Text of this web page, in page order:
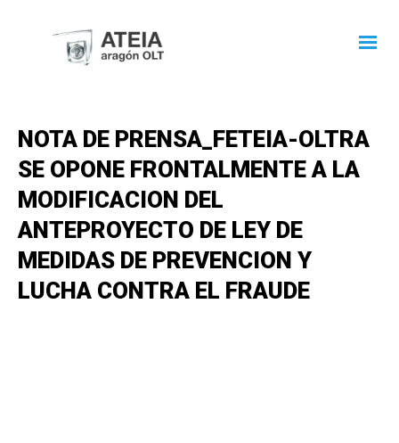
NOTA DE PRENSA_FETEIA-OLTRA
SE OPONE FRONTALMENTE A LA
MODIFICACION DEL
ANTEPROYECTO DE LEY DE
MEDIDAS DE PREVENCION Y
LUCHA CONTRA EL FRAUDE